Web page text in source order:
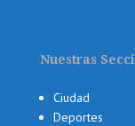
Nuestras
Ciudad
Deportes